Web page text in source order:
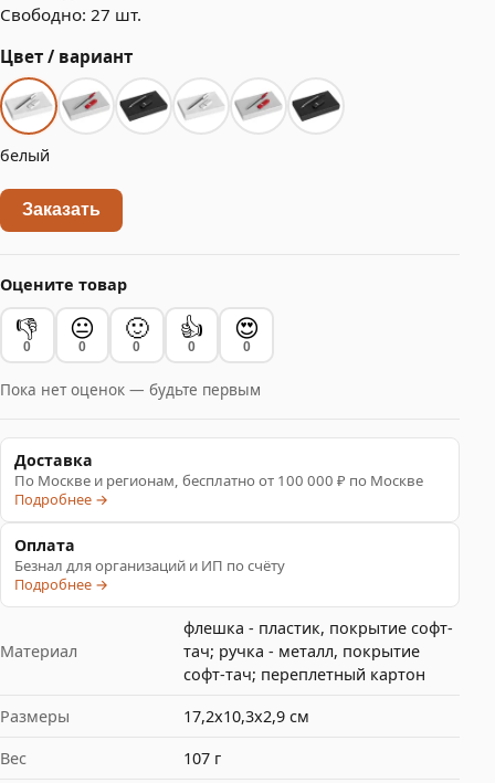
Свободно: 27 шт.
Цвет / вариант
белый
Заказать
Оцените товар
👎
0
😐
0
🙂
0
👍
0
😍
0
Пока нет оценок — будьте первым
Доставка
По Москве и регионам, бесплатно от 100 000 ₽ по Москве
Подробнее →
Оплата
Безнал для организаций и ИП по счёту
Подробнее →
Материал
флешка - пластик, покрытие софт-
тач; ручка - металл, покрытие
софт-тач; переплетный картон
Размеры
17,2х10,3х2,9 см
Вес
107 г